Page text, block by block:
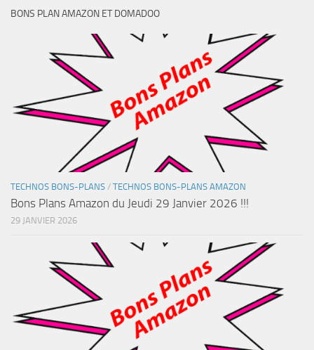
BONS PLAN AMAZON ET DOMADOO
TECHNOS BONS-PLANS / TECHNOS BONS-PLANS AMAZON
Bons Plans Amazon du Jeudi 29 Janvier 2026 !!!
29 JANVIER 2026